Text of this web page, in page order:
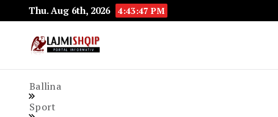
Thu. Aug 6th, 2026 4:43:49 PM
Ballina
Sport